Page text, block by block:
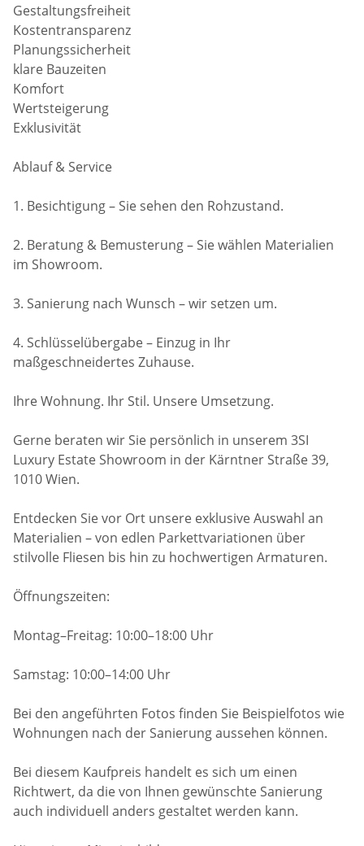
Gestaltungsfreiheit
Kostentransparenz
Planungssicherheit
klare Bauzeiten
Komfort
Wertsteigerung
Exklusivität
Ablauf & Service
1. Besichtigung – Sie sehen den Rohzustand.
2. Beratung & Bemusterung – Sie wählen Materialien
im Showroom.
3. Sanierung nach Wunsch – wir setzen um.
4. Schlüsselübergabe – Einzug in Ihr
maßgeschneidertes Zuhause.
Ihre Wohnung. Ihr Stil. Unsere Umsetzung.
Gerne beraten wir Sie persönlich in unserem 3SI
Luxury Estate Showroom in der Kärntner Straße 39,
1010 Wien.
Entdecken Sie vor Ort unsere exklusive Auswahl an
Materialien – von edlen Parkettvariationen über
stilvolle Fliesen bis hin zu hochwertigen Armaturen.
Öffnungszeiten:
Montag–Freitag: 10:00–18:00 Uhr
Samstag: 10:00–14:00 Uhr
Bei den angeführten Fotos finden Sie Beispielfotos wie
Wohnungen nach der Sanierung aussehen können.
Bei diesem Kaufpreis handelt es sich um einen
Richtwert, da die von Ihnen gewünschte Sanierung
auch individuell anders gestaltet werden kann.